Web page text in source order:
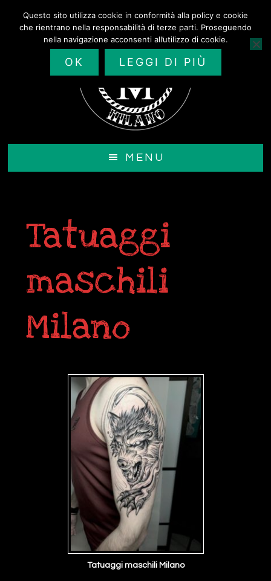
contenuto
MENU
Tatuaggi
maschili
Milano
Tatuaggi maschili Milano
Questo sito utilizza cookie in conformità alla policy e cookie
che rientrano nella responsabilità di terze parti. Proseguendo
nella navigazione acconsenti all’utilizzo di cookie.
OK LEGGI DI PIÙ